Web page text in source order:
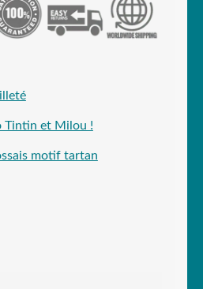
Tintin et Milou !
motif tartan